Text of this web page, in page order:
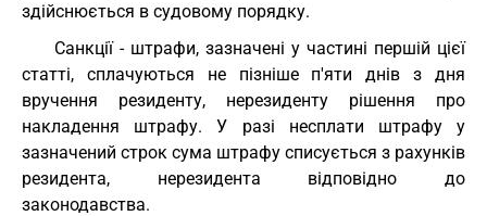
здійснюється в судовому порядку.
Санкції - штрафи, зазначені у частині першій цієї
статті, сплачуються не пізніше п'яти днів з дня
вручення резиденту, нерезиденту рішення про
накладення штрафу. У разі несплати штрафу у
зазначений строк сума штрафу списується з рахунків
резидента, нерезидента відповідно до
законодавства.